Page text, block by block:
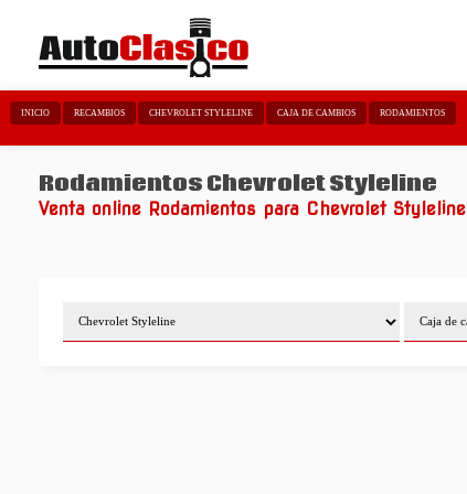
INICIO RECAMBIOS CHEVROLET STYLELINE CAJA DE CAMBIOS RODAMIENTOS
Rodamientos Chevrolet Styleline
Venta online Rodamientos para Chevrolet Styleline